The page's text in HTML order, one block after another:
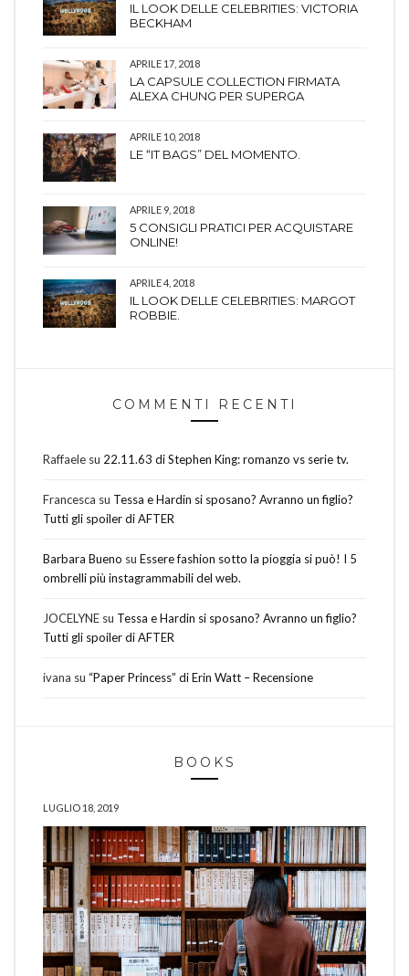
IL LOOK DELLE CELEBRITIES: VICTORIA
BECKHAM
APRILE 17, 2018
LA CAPSULE COLLECTION FIRMATA
ALEXA CHUNG PER SUPERGA
APRILE 10, 2018
LE “IT BAGS” DEL MOMENTO.
APRILE 9, 2018
5 CONSIGLI PRATICI PER ACQUISTARE
ONLINE!
APRILE 4, 2018
IL LOOK DELLE CELEBRITIES: MARGOT
ROBBIE.
COMMENTI RECENTI
Raffaele su 22.11.63 di Stephen King: romanzo vs serie tv.
Francesca su Tessa e Hardin si sposano? Avranno un figlio?
Tutti gli spoiler di AFTER
Barbara Bueno su Essere fashion sotto la pioggia si può! I 5
ombrelli più instagrammabili del web.
JOCELYNE su Tessa e Hardin si sposano? Avranno un figlio?
Tutti gli spoiler di AFTER
ivana su “Paper Princess” di Erin Watt – Recensione
BOOKS
LUGLIO 18, 2019